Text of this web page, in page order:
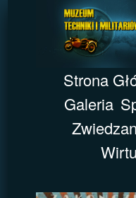
Strona
Galeria